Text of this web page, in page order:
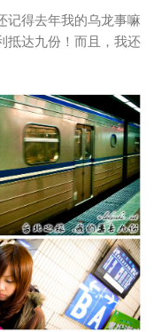
记得去年我的乌龙事嘛
抵达九份！而且，我还